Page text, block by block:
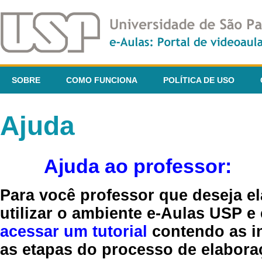
SOBRE COMO FUNCIONA POLÍTICA DE USO
Ajuda
Ajuda ao professor:
Para você professor que deseja
utilizar o ambiente e-Aulas USP
acessar um tutorial contendo as
as etapas do processo de